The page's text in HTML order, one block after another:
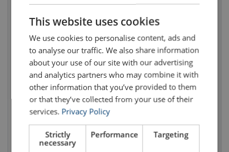
Petzl
Falldemper ASAP’SORBER
AXESS 40 cm, Petzl
ENGLISH
ENGLISH TRANSLATION
This website uses cookies
We use cookies to personalise content, ads and
to analyse our traffic. We also share information
about your use of our site with our advertising
and analytics partners who may combine it with
other information that you’ve provided to them
or that they’ve collected from your use of their
services. Privacy Policy
Strictly
necessary
Performance Targeting